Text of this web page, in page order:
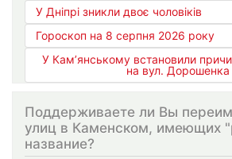
У Дніпрі зникли двоє чоловіків
Гороскоп на 8 серпня 2026 року
У Кам’янському встановили
на вул. Дорошенка
Поддерживаете ли Вы
улиц в Каменском, имеющих
название?